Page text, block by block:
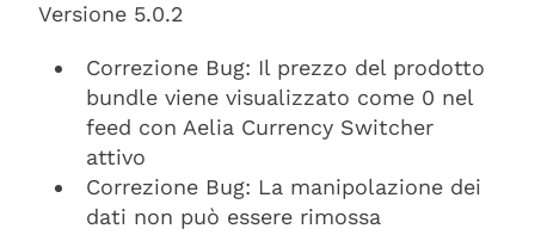
Versione 5.0.2
Correzione Bug: Il prezzo del prodotto
bundle viene visualizzato come 0 nel
feed con Aelia Currency Switcher
attivo
Correzione Bug: La manipolazione dei
dati non può essere rimossa